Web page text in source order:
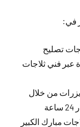
في:
تصليح
عبر فني ثلاجات
من خلال
مبارك الكبير